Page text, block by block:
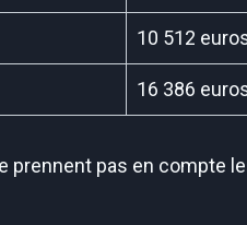
10 512
16 386
prennent pas en compte